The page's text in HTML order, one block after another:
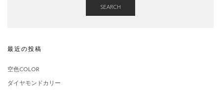
SEARCH
最近の投稿
空色COLOR
ダイヤモンドカリー